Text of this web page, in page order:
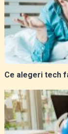
Ce alegeri tech